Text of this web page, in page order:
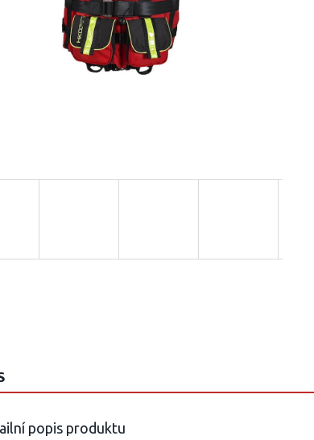
popis produktu